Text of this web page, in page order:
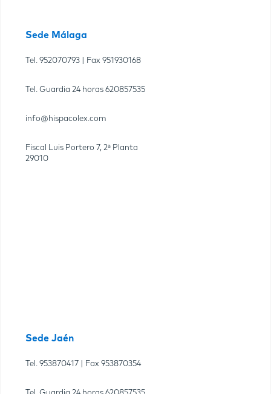
Sede Málaga
Tel. 952070793 | Fax 951930168
Tel. Guardia 24 horas 620857535
info@hispacolex.com
Fiscal Luis Portero 7, 2ª Planta
29010
Sede Jaén
Tel. 953870417 | Fax 953870354